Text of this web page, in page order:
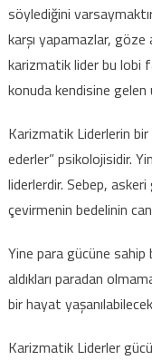
söylediğini
karşı yapamazlar,
karizmatik lider bu lobi
konuda kendisine gelen
Karizmatik Liderlerin bir
ederler” psikolojisidir.
liderlerdir. Sebep,
çevirmenin bedelinin
Yine para gücüne sahip
aldıkları paradan
bir hayat
Karizmatik Liderler